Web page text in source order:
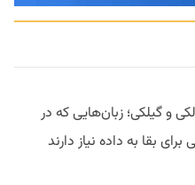
و گیلکی؛ زبان‌هایی که در
بقا به داده نیاز دارند